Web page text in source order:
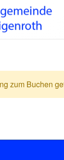
zum Buchen